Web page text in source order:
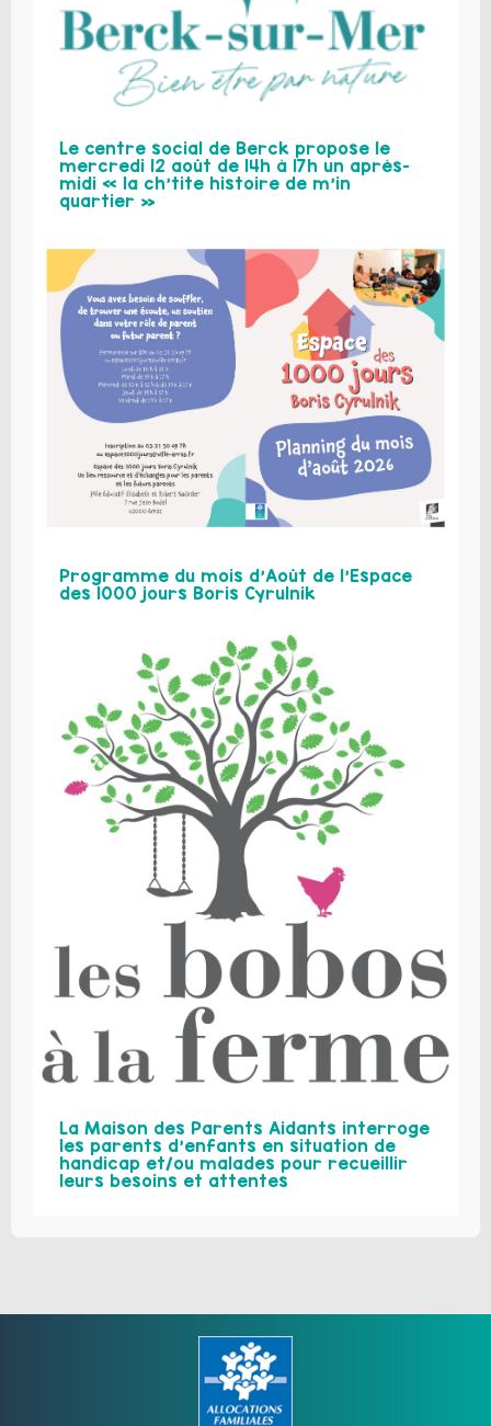
Le centre social de Berck propose le
mercredi 12 août de 14h à 17h un après-
midi « la ch’tite histoire de m’in
quartier »
Programme du mois d’Août de l’Espace
des 1000 jours Boris Cyrulnik
La Maison des Parents Aidants interroge
les parents d’enfants en situation de
handicap et/ou malades pour recueillir
leurs besoins et attentes